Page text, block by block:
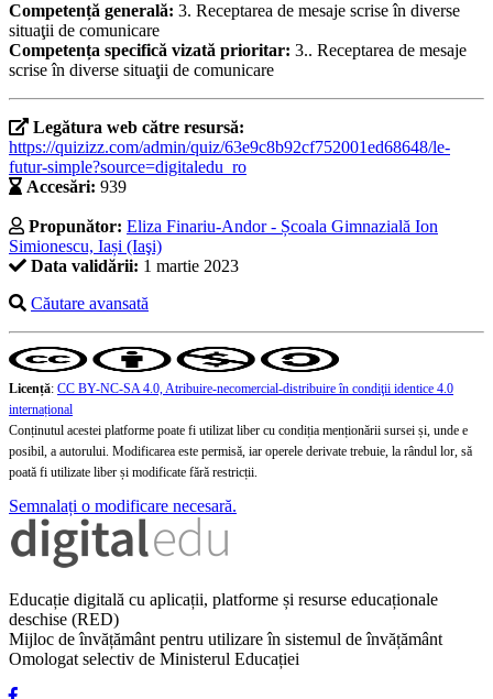
Competență generală: 3. Receptarea de mesaje scrise în diverse
situaţii de comunicare
Competența specifică vizată prioritar: 3.. Receptarea de mesaje
scrise în diverse situaţii de comunicare
Legătura web către resursă:
https://quizizz.com/admin/quiz/63e9c8b92cf752001ed68648/le-
futur-simple?source=digitaledu_ro
Accesări: 939
Propunător: Eliza Finariu-Andor - Școala Gimnazială Ion
Simionescu, Iași (Iaşi)
Data validării: 1 martie 2023
Căutare avansată
Licență: CC BY-NC-SA 4.0, Atribuire-necomercial-distribuire în condiţii identice 4.0
internațional
Conținutul acestei platforme poate fi utilizat liber cu condiția menționării sursei și, unde e
posibil, a autorului. Modificarea este permisă, iar operele derivate trebuie, la rândul lor, să
poată fi utilizate liber și modificate fără restricții.
Semnalați o modificare necesară.
Educație digitală cu aplicații, platforme și resurse educaționale
deschise (RED)
Mijloc de învățământ pentru utilizare în sistemul de învățământ
Omologat selectiv de Ministerul Educației